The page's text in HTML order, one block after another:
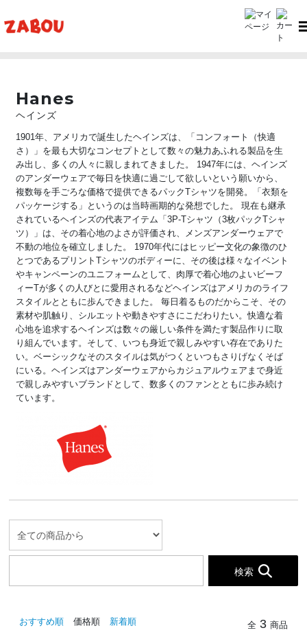
Hanes
ヘインズ
1901年、アメリカで誕生したヘインズは、「コンフォート（快適
さ）」を最も大切なコンセプトとして数々の魅力あふれる製品を生
み出し、多くの人々に親しまれてきました。 1947年には、ヘインズ
のアンダーウェアで毎日を快適に過ごして欲しいという願いから、
複数毎を手ごろな価格で提供できるパックTシャツを開発。「衣類を
パッケージする」というのは当時画期的な発想でした。 現在も継承
されているヘインズの代表アイテム「3P-Tシャツ（3枚パックTシャ
ツ）」は、その着心地のよさが評価され、メンズアンダーウェアで
不動の地位を確立しました。 1970年代にはヒッピー文化の象徴のひ
とつであるプリントTシャツのボディーに、その後は様々なイベント
やキャンペーンのユニフォームとして、肉厚で着心地のよいビーフ
ィーTが多くの人びとに愛用されるなどヘインズはアメリカのライフ
スタイルとともに歩んできました。 毎日着るものだからこそ、その
素材や肌触り、シルエットや動きやすさにこだわりたい。快適な着
心地を追求するヘインズは数々の厳しい条件を満たす製品作りに取
り組んでいます。そして、いつも身近で親しみやすい存在でありた
い。ベーシックなそのスタイルは気がつくといつもさりげなくそば
にいる。ヘインズはアンダーウェアからカジュアルウェアまで身近
で親しみやすいブランドとして、数多くのファンとともに歩み続け
ています。
検索
おすすめ順 価格順 新着順 全 3 商品